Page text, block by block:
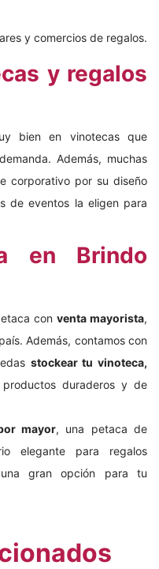
y comercios de regalos.
y regalos
bien en vinotecas que
Además, muchas
corporativo por su diseño
de eventos la eligen para
en Brindo
con venta mayorista,
Además, contamos con
stockear tu vinoteca,
duraderos y de
mayor, una petaca de
elegante para regalos
gran opción para tu